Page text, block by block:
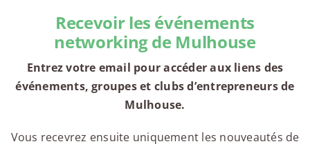
Recevoir les événements
networking de Mulhouse
Entrez votre email pour accéder aux liens des
événements, groupes et clubs d’entrepreneurs de
Mulhouse.
Vous recevrez ensuite uniquement les nouveautés de